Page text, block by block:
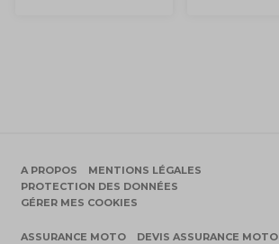
A PROPOS
MENTIONS LÉGALES
PROTECTION DES DONNÉES
GÉRER MES COOKIES
ASSURANCE MOTO
DEVIS ASSURANCE MOTO